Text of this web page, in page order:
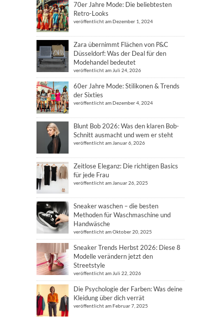
70er Jahre Mode: Die beliebtesten
Retro-Looks
veröffentlicht am Dezember 1, 2024
Zara übernimmt Flächen von P&C
Düsseldorf: Was der Deal für den
Modehandel bedeutet
veröffentlicht am Juli 24, 2026
60er Jahre Mode: Stilikonen & Trends
der Sixties
veröffentlicht am Dezember 4, 2024
Blunt Bob 2026: Was den klaren Bob-
Schnitt ausmacht und wem er steht
veröffentlicht am Januar 6, 2026
Zeitlose Eleganz: Die richtigen Basics
für jede Frau
veröffentlicht am Januar 26, 2025
Sneaker waschen – die besten
Methoden für Waschmaschine und
Handwäsche
veröffentlicht am Oktober 20, 2025
Sneaker Trends Herbst 2026: Diese 8
Modelle verändern jetzt den
Streetstyle
veröffentlicht am Juli 22, 2026
Die Psychologie der Farben: Was deine
Kleidung über dich verrät
veröffentlicht am Februar 7, 2025